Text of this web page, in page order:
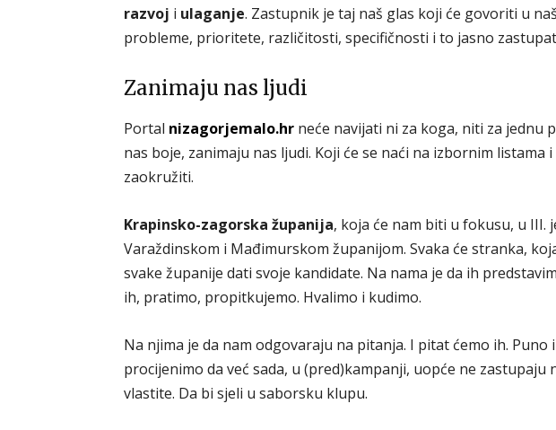
razvoj i ulaganje. Zastupnik je taj naš glas koji će govoriti u
probleme, prioritete, različitosti, specifičnosti i to jasno
Zanimaju nas ljudi
Portal nizagorjemalo.hr neće navijati ni za koga, niti za jednu
nas boje, zanimaju nas ljudi. Koji će se naći na izbornim listama
zaokružiti.
Krapinsko-zagorska županija, koja će nam biti u fokusu, u III.
Varaždinskom i Mađimurskom županijom. Svaka će stranka,
svake županije dati svoje kandidate. Na nama je da ih
ih, pratimo, propitkujemo. Hvalimo i kudimo.
Na njima je da nam odgovaraju na pitanja. I pitat ćemo ih.
procijenimo da već sada, u (pred)kampanji, uopće ne zastupaju
vlastite. Da bi sjeli u saborsku klupu.